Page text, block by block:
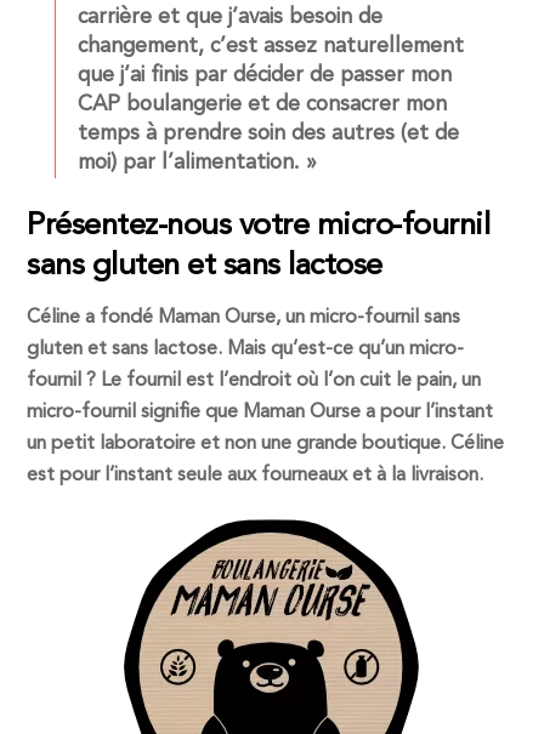
carrière et que j’avais besoin de
changement, c’est assez naturellement
que j’ai finis par décider de passer mon
CAP boulangerie et de consacrer mon
temps à prendre soin des autres (et de
moi) par l’alimentation. »
Présentez-nous votre micro-fournil
sans gluten et sans lactose
Céline a fondé Maman Ourse, un micro-fournil sans
gluten et sans lactose. Mais qu’est-ce qu’un micro-
fournil ? Le fournil est l’endroit où l’on cuit le pain, un
micro-fournil signifie que Maman Ourse a pour l’instant
un petit laboratoire et non une grande boutique. Céline
est pour l’instant seule aux fourneaux et à la livraison.